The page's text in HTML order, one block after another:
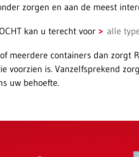
zorgen en aan de meest
kan u terecht voor alle
meerdere containers dan zorgt
voorzien is. Vanzelfsprekend
uw behoefte.